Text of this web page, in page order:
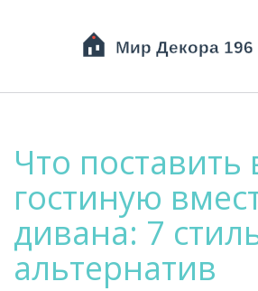
Что поставить
гостиную
дивана: 7
альтернатив